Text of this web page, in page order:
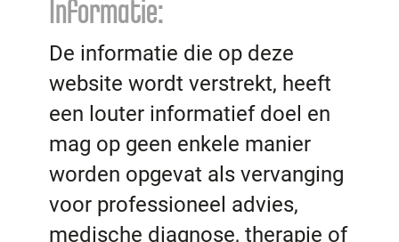
Informatie:
De informatie die op deze
website wordt verstrekt, heeft
een louter informatief doel en
mag op geen enkele manier
worden opgevat als vervanging
voor professioneel advies,
medische diagnose, therapie of